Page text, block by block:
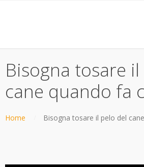
Bisogna tosare
cane quando fa
Home Bisogna tosare il pelo del